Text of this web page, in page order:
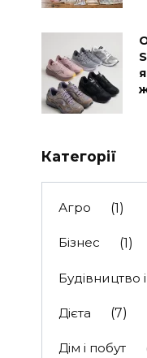
Категорії
Агро (1)
Бізнес (1)
Будівництво
Дієта (7)
Дім і побут